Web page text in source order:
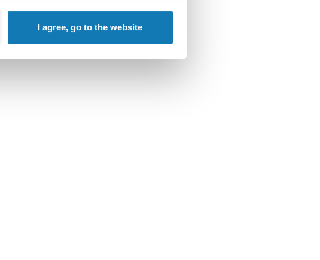
I agree, go to the website
elementami!